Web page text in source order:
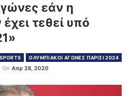
εάν η
τεθεί υπό
SPORTS ΟΛΥΜΠΙΑΚΟΙ ΑΓΩΝΕΣ ΠΑΡΙΣΙ 2024
On Απρ 28, 2020